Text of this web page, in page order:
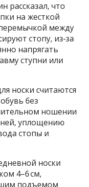
рассказал, что
на жесткой
между
стопу, из‑за
напрягать
ступни или
носки считаются
без
ношении
уплощению
стопы и
носки
4–6 см,
подъемом